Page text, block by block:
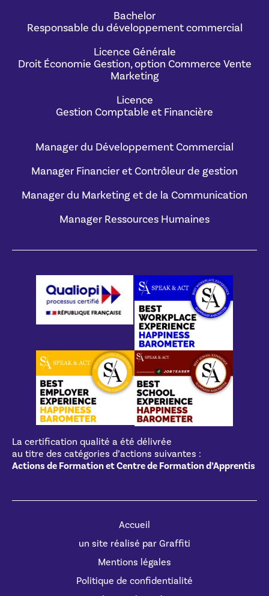
Bachelor
Responsable du développement commercial
Licence Générale
Droit Économie Gestion, option Commerce Vente
Marketing
Licence
Gestion Comptable et Financière
Manager du Développement Commercial
Manager Financier et Contrôleur de gestion
Manager du Marketing et de la Communication
Manager Ressources Humaines
La certification qualité a été délivrée
au titre des catégories d’actions suivantes :
Actions de Formation et Centre de Formation d’Apprentis
Accueil
un site réalisé par Graffiti
Mentions légales
Politique de confidentialité